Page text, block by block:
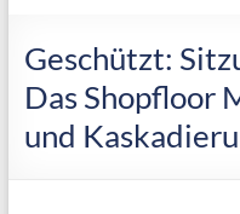
wirtschaftliche
Fertigung
Geschützt:
Das Shopfloor
und